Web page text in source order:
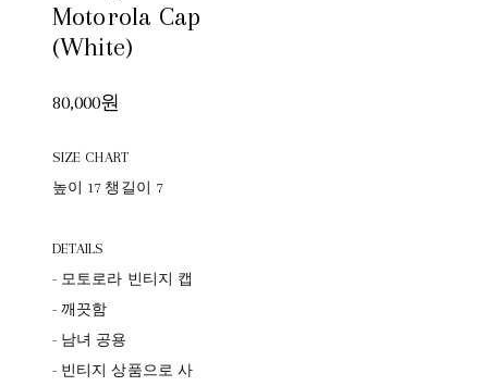
Motorola Cap
(White)
80,000원
SIZE CHART
높이 17 챙길이 7
DETAILS
- 모토로라 빈티지 캡
- 깨끗함
- 남녀 공용
- 빈티지 상품으로 사